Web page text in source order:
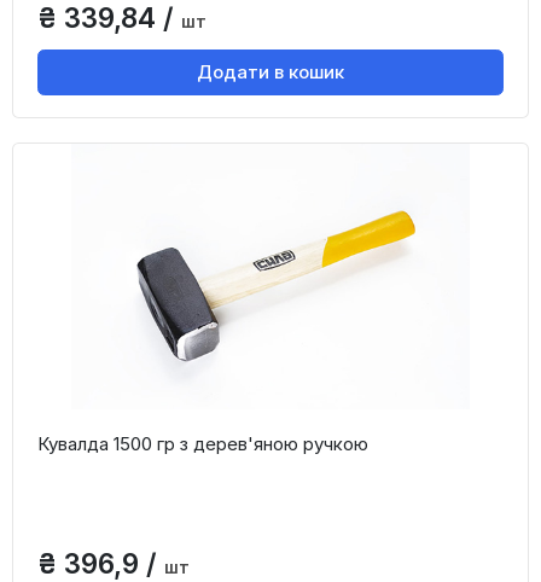
₴ 339,84 / шт
Додати в кошик
Кувалда 1500 гр з дерев'яною ручкою
₴ 396,9 / шт